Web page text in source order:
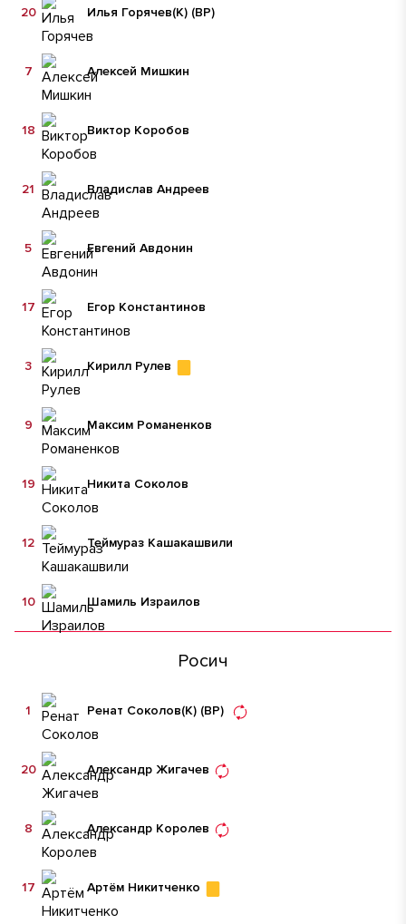
Илья Горячев(К) (ВР)
20
Алексей Мишкин
7
Виктор Коробов
18
Владислав Андреев
21
Евгений Авдонин
5
Егор Константинов
17
Кирилл Рулев
3
Максим Романенков
9
Никита Соколов
19
Теймураз Кашакашвили
12
Шамиль Израилов
10
Росич
Ренат Соколов(К) (ВР)
1
Александр Жигачев
20
Александр Королев
8
Артём Никитченко
17